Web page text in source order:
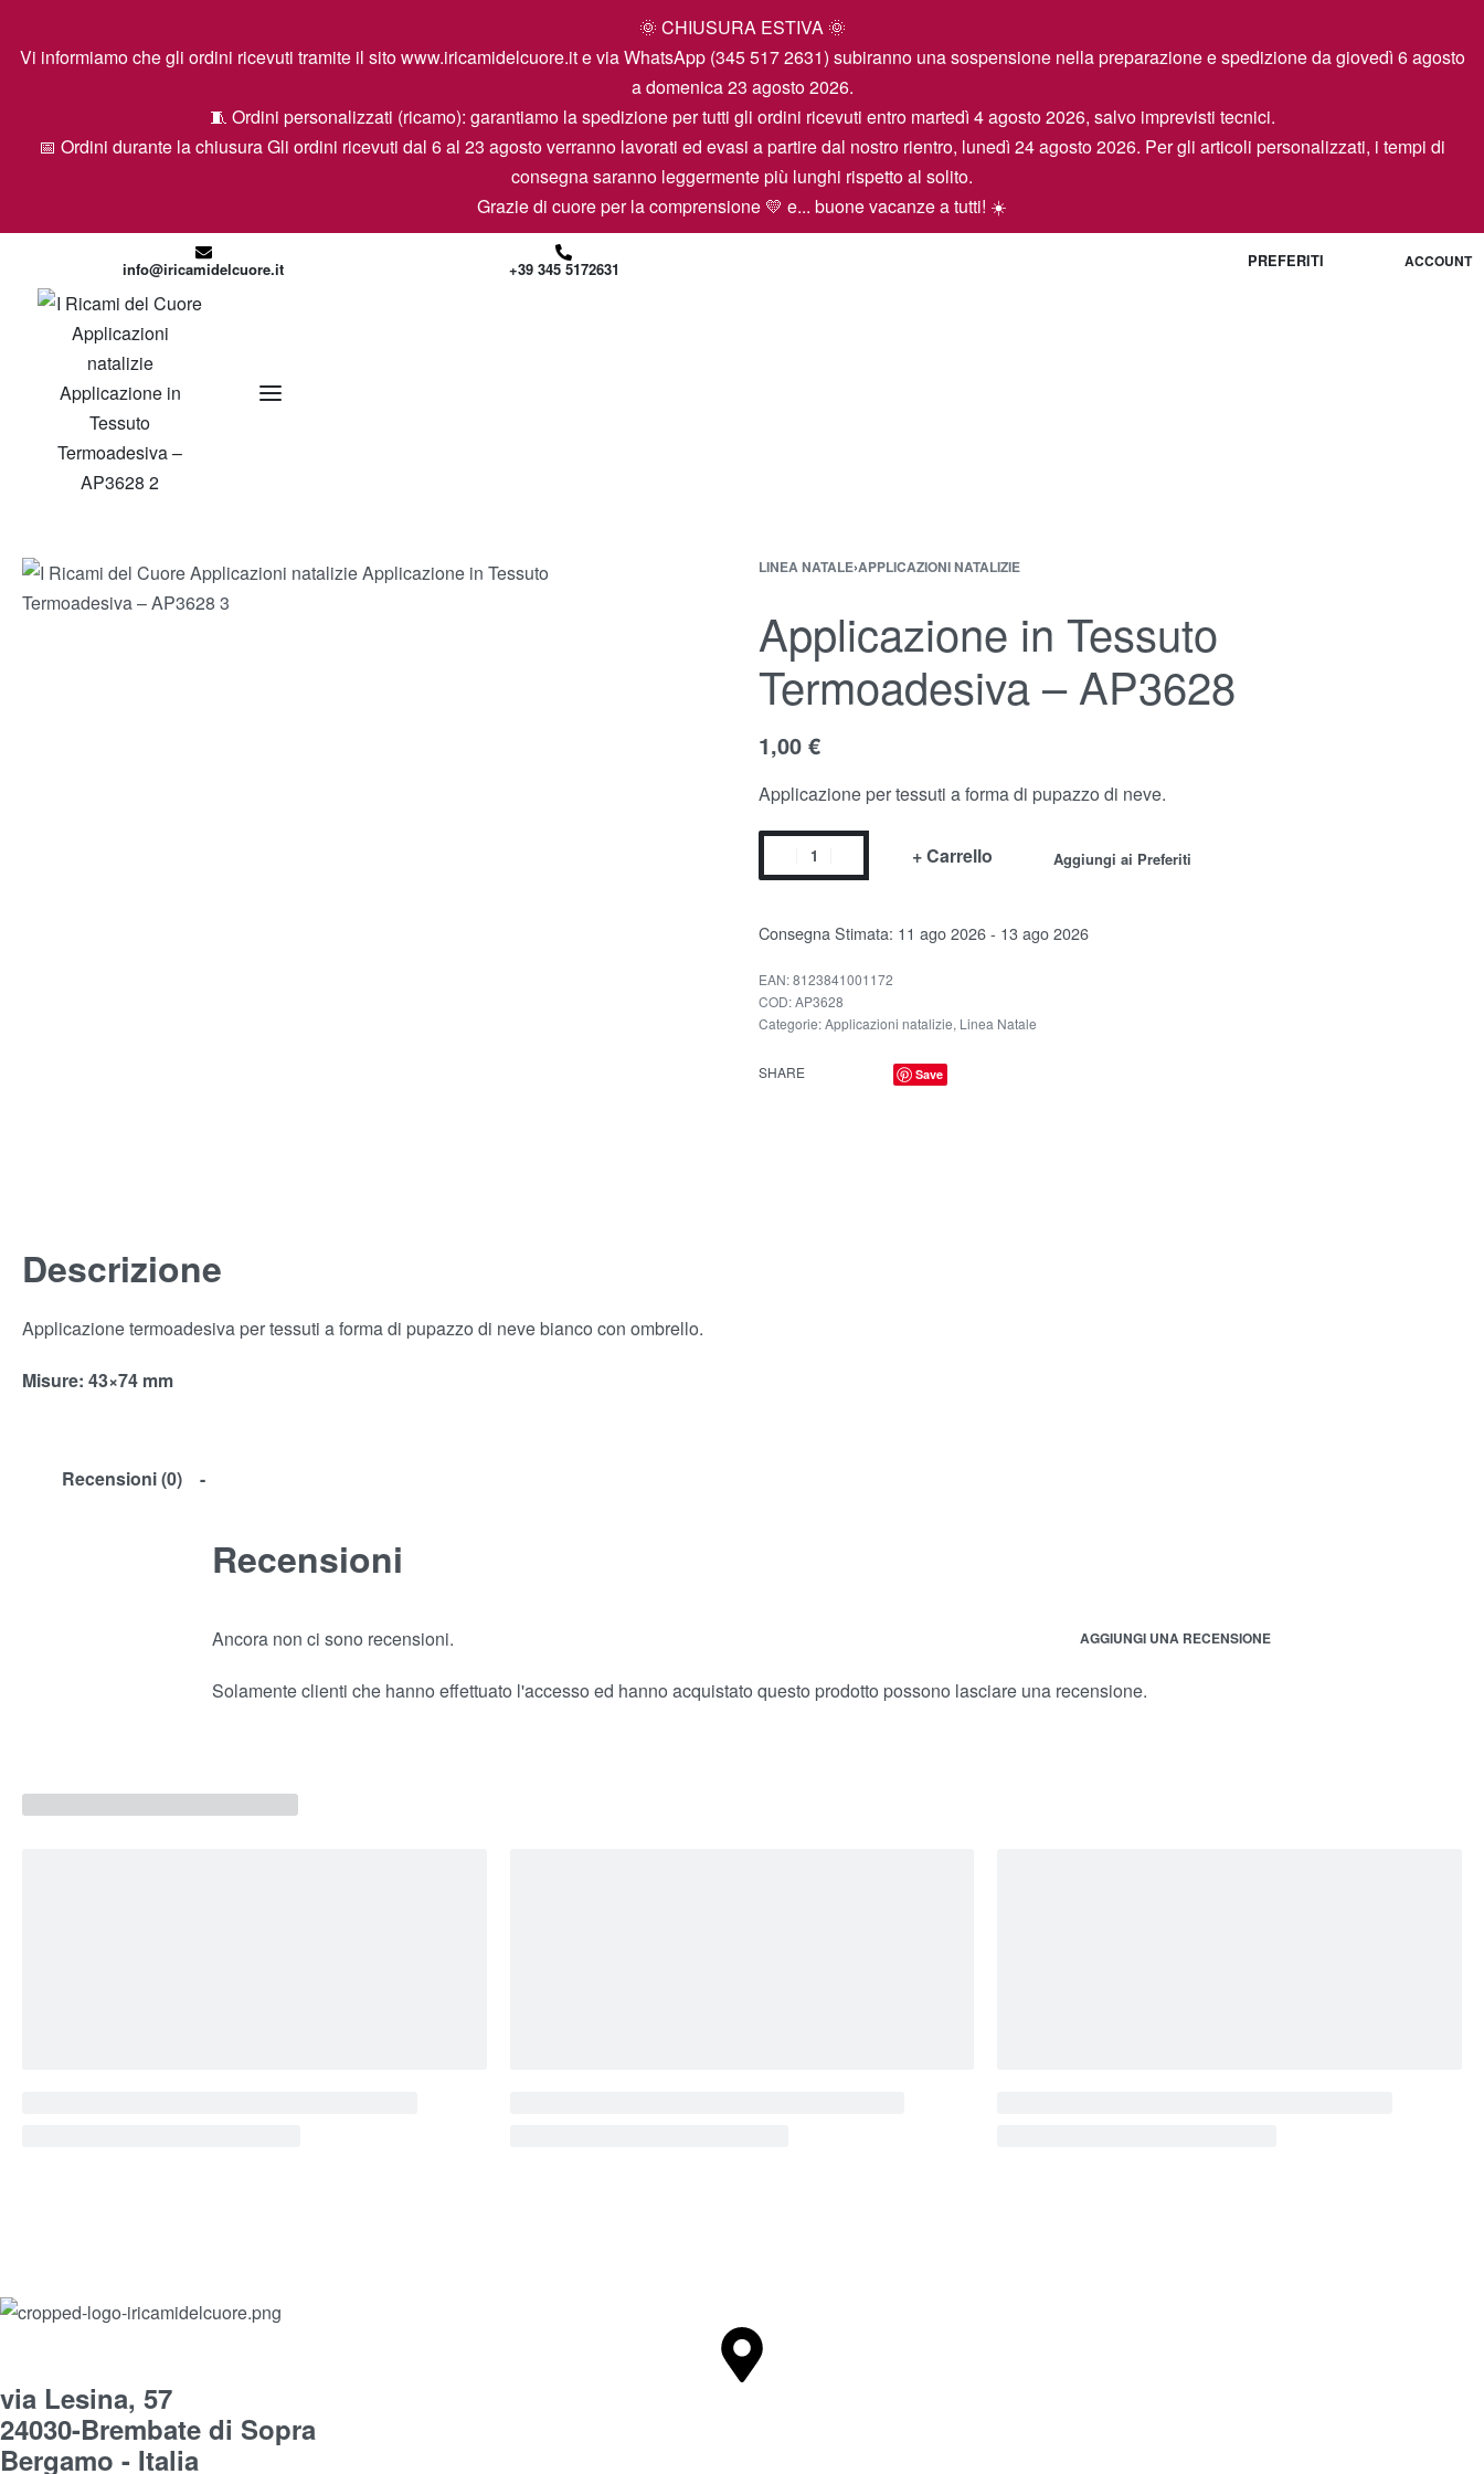
🌞 CHIUSURA ESTIVA 🌞
Vi informiamo che gli ordini ricevuti tramite il sito www.iricamidelcuore.it e via WhatsApp (345 517 2631) subiranno una sospensione nella preparazione e spedizione da giovedì 6 agosto
a domenica 23 agosto 2026.
🧵 Ordini personalizzati (ricamo): garantiamo la spedizione per tutti gli ordini ricevuti entro martedì 4 agosto 2026, salvo imprevisti tecnici.
📅 Ordini durante la chiusura Gli ordini ricevuti dal 6 al 23 agosto verranno lavorati ed evasi a partire dal nostro rientro, lunedì 24 agosto 2026. Per gli articoli personalizzati, i tempi di
consegna saranno leggermente più lunghi rispetto al solito.
Grazie di cuore per la comprensione 💛 e... buone vacanze a tutti! ☀️
info@iricamidelcuore.it +39 345 5172631 PREFERITI ACCOUNT
LINEA NATALE›APPLICAZIONI NATALIZIE
Applicazione in Tessuto
Termoadesiva – AP3628
1,00€
Applicazione per tessuti a forma di pupazzo di neve.
+ Carrello Aggiungi ai Preferiti
Consegna Stimata: 11 ago 2026 - 13 ago 2026
EAN:8123841001172
AP3628
Categorie:Applicazioni natalizie, Linea Natale
SHARE Save
Descrizione
Applicazione termoadesiva per tessuti a forma di pupazzo di neve bianco con ombrello.
Misure: 43×74 mm
Recensioni (0)
Recensioni
Ancora non ci sono recensioni. AGGIUNGI UNA RECENSIONE
Solamente clienti che hanno effettuato l'accesso ed hanno acquistato questo prodotto possono lasciare una recensione.
via Lesina, 57
24030-Brembate di Sopra
Bergamo - Italia